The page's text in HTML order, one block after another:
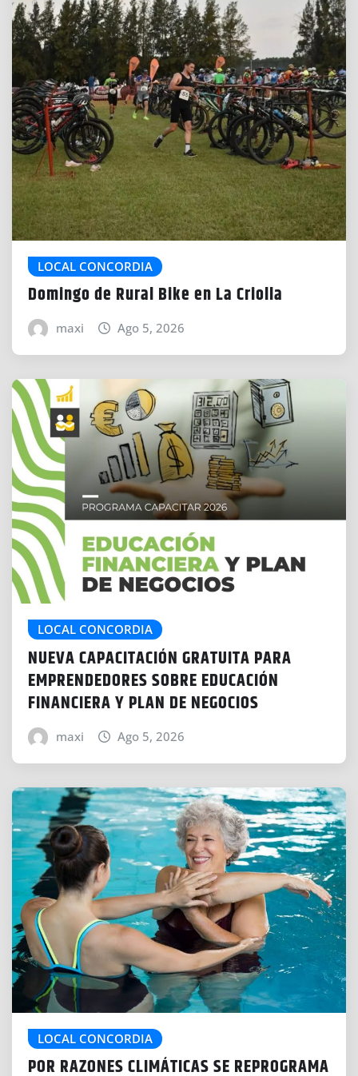
LOCAL CONCORDIA
Domingo de Rural Bike en La Criolla
maxi Ago 5, 2026
LOCAL CONCORDIA
NUEVA CAPACITACIÓN GRATUITA PARA
EMPRENDEDORES SOBRE EDUCACIÓN
FINANCIERA Y PLAN DE NEGOCIOS
maxi Ago 5, 2026
LOCAL CONCORDIA
POR RAZONES CLIMÁTICAS SE REPROGRAMA